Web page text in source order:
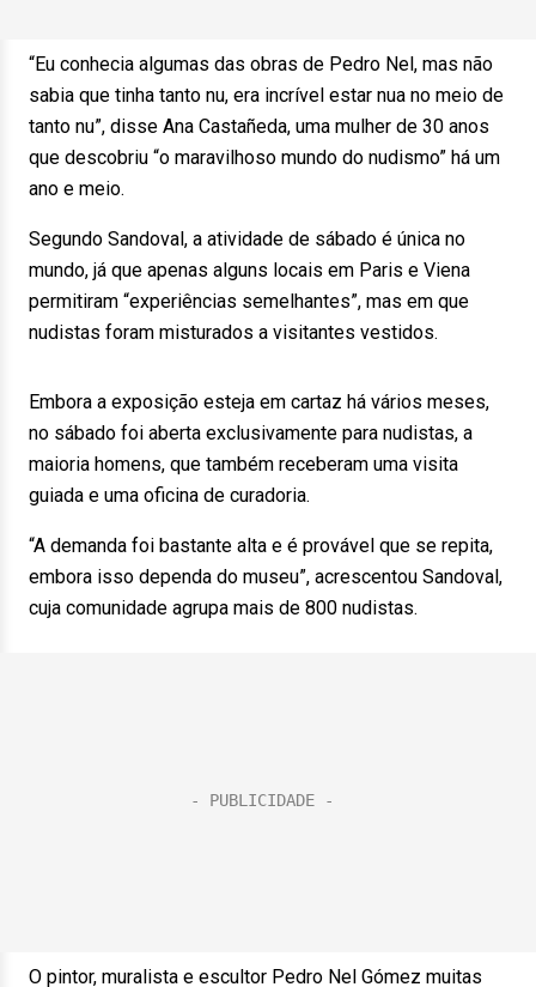
“Eu conhecia algumas das obras de Pedro Nel, mas não
sabia que tinha tanto nu, era incrível estar nua no meio de
tanto nu”, disse Ana Castañeda, uma mulher de 30 anos
que descobriu “o maravilhoso mundo do nudismo” há um
ano e meio.
Segundo Sandoval, a atividade de sábado é única no
mundo, já que apenas alguns locais em Paris e Viena
permitiram “experiências semelhantes”, mas em que
nudistas foram misturados a visitantes vestidos.
Embora a exposição esteja em cartaz há vários meses,
no sábado foi aberta exclusivamente para nudistas, a
maioria homens, que também receberam uma visita
guiada e uma oficina de curadoria.
“A demanda foi bastante alta e é provável que se repita,
embora isso dependa do museu”, acrescentou Sandoval,
cuja comunidade agrupa mais de 800 nudistas.
O pintor, muralista e escultor Pedro Nel Gómez muitas